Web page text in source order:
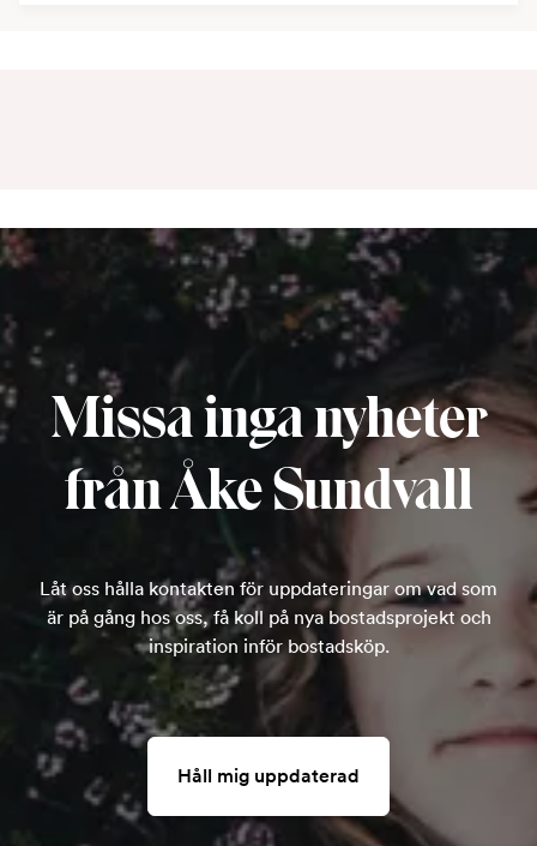
Missa inga nyheter
från Åke Sundvall
Låt oss hålla kontakten för uppdateringar om vad som
är på gång hos oss, få koll på nya bostadsprojekt och
inspiration inför bostadsköp.
Håll mig uppdaterad